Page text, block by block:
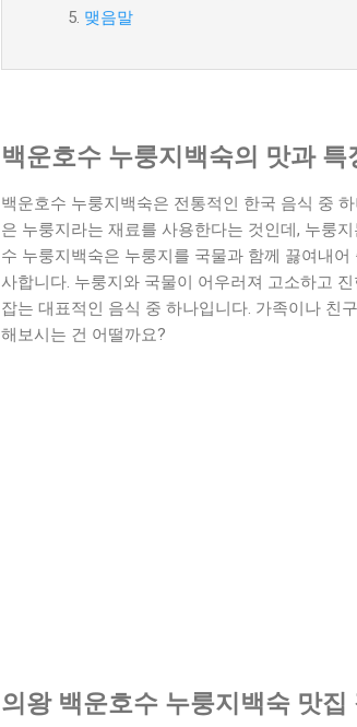
맺음말
백운호수 누룽지백숙의 맛과 특
백운호수 누룽지백숙은 전통적인 한국 음식 중
은 누룽지라는 재료를 사용한다는 것인데, 누룽
수 누룽지백숙은 누룽지를 국물과 함께 끓여내
사합니다. 누룽지와 국물이 어우러져 고소하고
잡는 대표적인 음식 중 하나입니다. 가족이나 친
해보시는 건 어떨까요?
의왕 백운호수 누룽지백숙 맛집